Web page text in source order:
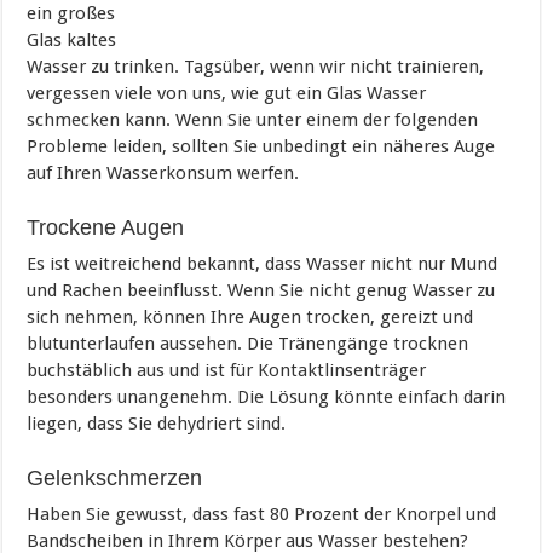
ein großes
Glas kaltes
Wasser zu trinken. Tagsüber, wenn wir nicht trainieren,
vergessen viele von uns, wie gut ein Glas Wasser
schmecken kann. Wenn Sie unter einem der folgenden
Probleme leiden, sollten Sie unbedingt ein näheres Auge
auf Ihren Wasserkonsum werfen.
Trockene Augen
Es ist weitreichend bekannt, dass Wasser nicht nur Mund
und Rachen beeinflusst. Wenn Sie nicht genug Wasser zu
sich nehmen, können Ihre Augen trocken, gereizt und
blutunterlaufen aussehen. Die Tränengänge trocknen
buchstäblich aus und ist für Kontaktlinsenträger
besonders unangenehm. Die Lösung könnte einfach darin
liegen, dass Sie dehydriert sind.
Gelenkschmerzen
Haben Sie gewusst, dass fast 80 Prozent der Knorpel und
Bandscheiben in Ihrem Körper aus Wasser bestehen?